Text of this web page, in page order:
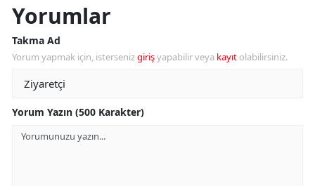
Yorumlar
Takma Ad
Yorum yapmak için, istersenizgirişyapabilir veya kayıt olabilirsiniz.
Yorum Yazın (500 Karakter)